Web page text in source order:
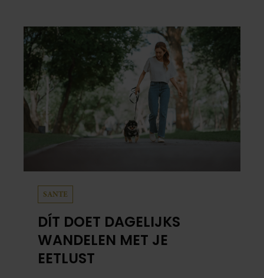
SANTE
DÍT DOET DAGELIJKS
WANDELEN MET JE
EETLUST